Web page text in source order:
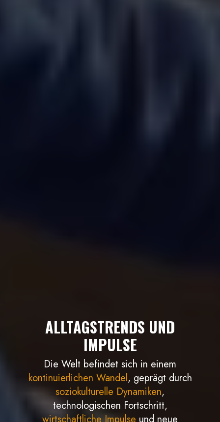
ALLTAGSTRENDS UND
IMPULSE
Die Welt befindet sich in einem
kontinuierlichen Wandel, geprägt durch
soziokulturelle Dynamiken,
technologischen Fortschritt,